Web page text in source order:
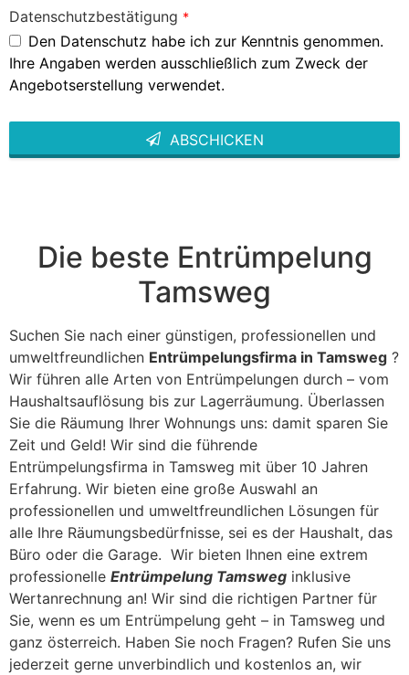
Datenschutzbestätigung *
Den Datenschutz habe ich zur Kenntnis genommen.
Ihre Angaben werden ausschließlich zum Zweck der
Angebotserstellung verwendet.
ABSCHICKEN
Die beste Entrümpelung
Tamsweg
Suchen Sie nach einer günstigen, professionellen und
umweltfreundlichen Entrümpelungsfirma in Tamsweg ?
Wir führen alle Arten von Entrümpelungen durch – vom
Haushaltsauflösung bis zur Lagerräumung. Überlassen
Sie die Räumung Ihrer Wohnungs uns: damit sparen Sie
Zeit und Geld! Wir sind die führende
Entrümpelungsfirma in Tamsweg mit über 10 Jahren
Erfahrung. Wir bieten eine große Auswahl an
professionellen und umweltfreundlichen Lösungen für
alle Ihre Räumungsbedürfnisse, sei es der Haushalt, das
Büro oder die Garage. Wir bieten Ihnen eine extrem
professionelle Entrümpelung Tamsweg inklusive
Wertanrechnung an! Wir sind die richtigen Partner für
Sie, wenn es um Entrümpelung geht – in Tamsweg und
ganz österreich. Haben Sie noch Fragen? Rufen Sie uns
jederzeit gerne unverbindlich und kostenlos an, wir